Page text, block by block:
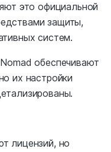
это официальной
защиты,
систем.
обеспечивают
их настройки
лицензий, но